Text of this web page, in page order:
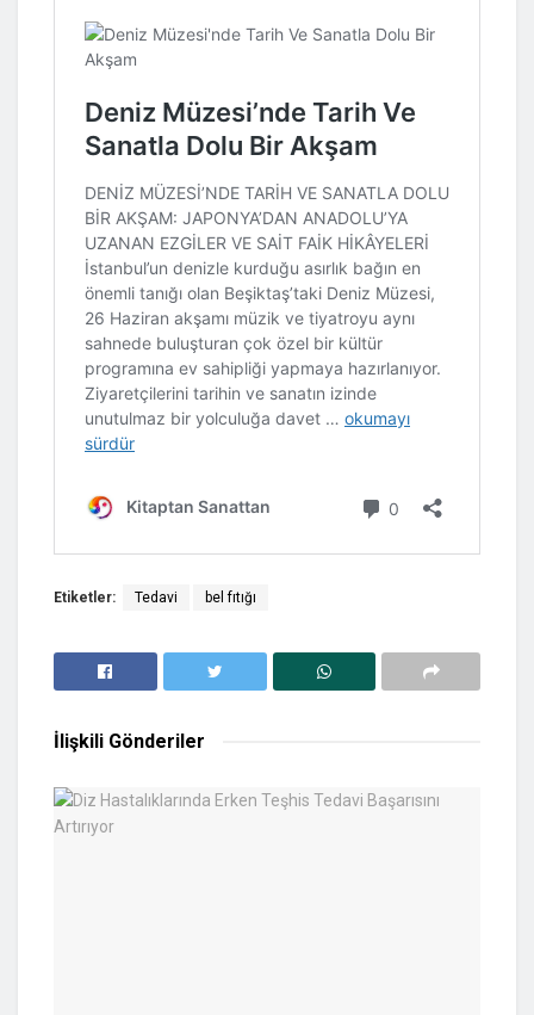
Etiketler: Tedavi bel fıtığı
İlişkili Gönderiler